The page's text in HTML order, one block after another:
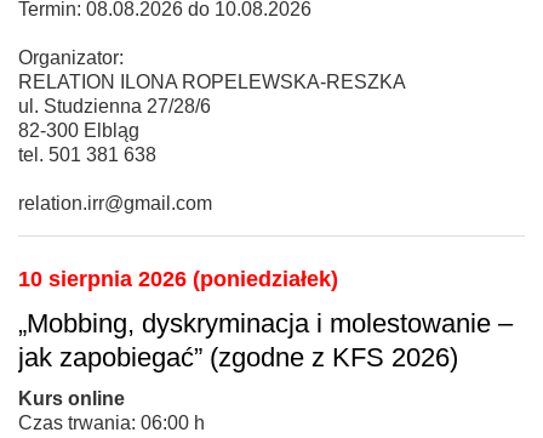
Termin: 08.08.2026 do 10.08.2026
Organizator:
RELATION ILONA ROPELEWSKA-RESZKA
ul. Studzienna 27/28/6
82-300 Elbląg
tel. 501 381 638
relation.irr@gmail.com
10 sierpnia 2026 (poniedziałek)
„Mobbing, dyskryminacja i molestowanie –
jak zapobiegać” (zgodne z KFS 2026)
Kurs online
Czas trwania: 06:00 h